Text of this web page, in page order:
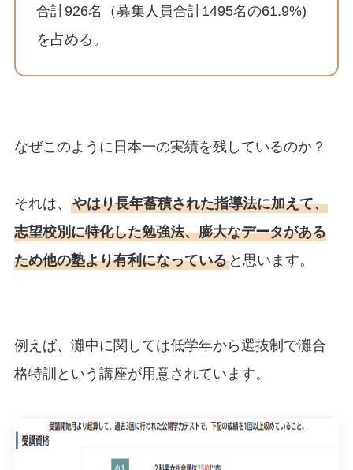
合計926名（募集人員合計1495名の61.9%)
を占める。
なぜこのように日本一の実績を残しているのか？
それは、 やはり長年蓄積された指導法に加えて、
志望校別に特化した勉強法、膨大なデータがある
ため他の塾より有利になっていると思います。
例えば、灘中に関しては低学年から選抜制で灘合
格特訓という講座が用意されています。